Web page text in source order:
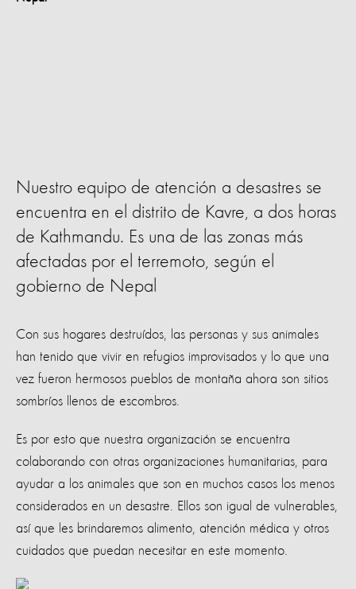
Nuestro equipo de atención a desastres se
encuentra en el distrito de Kavre, a dos horas
de Kathmandu. Es una de las zonas más
afectadas por el terremoto, según el
gobierno de Nepal
Con sus hogares destruídos, las personas y sus animales
han tenido que vivir en refugios improvisados y lo que una
vez fueron hermosos pueblos de montaña ahora son sitios
sombríos llenos de escombros.
Es por esto que nuestra organización se encuentra
colaborando con otras organizaciones humanitarias, para
ayudar a los animales que son en muchos casos los menos
considerados en un desastre. Ellos son igual de vulnerables,
así que les brindaremos alimento, atención médica y otros
cuidados que puedan necesitar en este momento.